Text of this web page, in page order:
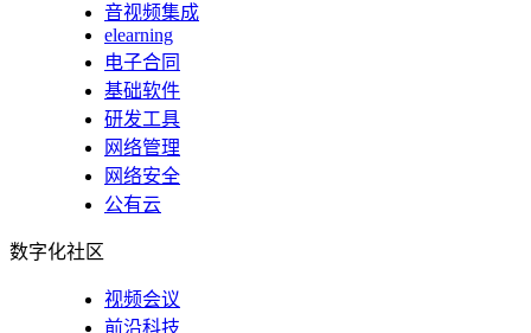
音视频集成
elearning
电子合同
基础软件
研发工具
网络管理
网络安全
公有云
数字化社区
视频会议
前沿科技